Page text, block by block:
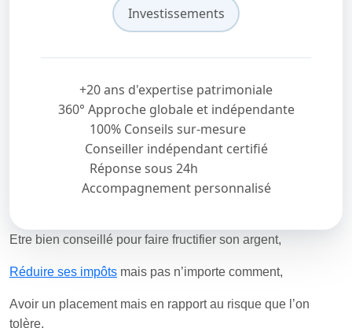
Investissements
+20 ans d'expertise patrimoniale
360° Approche globale et indépendante
100% Conseils sur-mesure
Conseiller indépendant certifié
Réponse sous 24h
Accompagnement personnalisé
Etre bien conseillé pour faire fructifier son argent,
Réduire ses impôts mais pas n’importe comment,
Avoir un placement mais en rapport au risque que l’on
tolère,